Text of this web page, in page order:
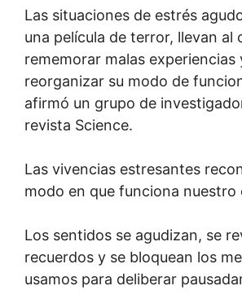
Las situaciones de estrés
una película de terror, llevan al
rememorar malas experiencias
reorganizar su modo de
afirmó un grupo de
revista Science.
Las vivencias estresantes
modo en que funciona nuestro
Los sentidos se agudizan, se
recuerdos y se bloquean los
usamos para deliberar